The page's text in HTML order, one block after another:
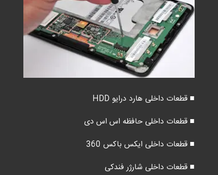
■ قطعات داخلی هارد درایو HDD
■ قطعات داخلی حافظه اس اس دی
■ قطعات داخلی ایکس باکس 360
■ قطعات داخلی شارژر فندکی